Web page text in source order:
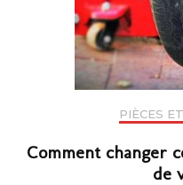
PIÈCES
Comment changer
de